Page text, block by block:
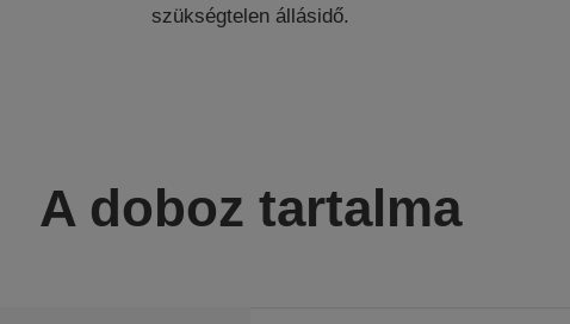
szükségtelen állásidő.
A doboz tartalma